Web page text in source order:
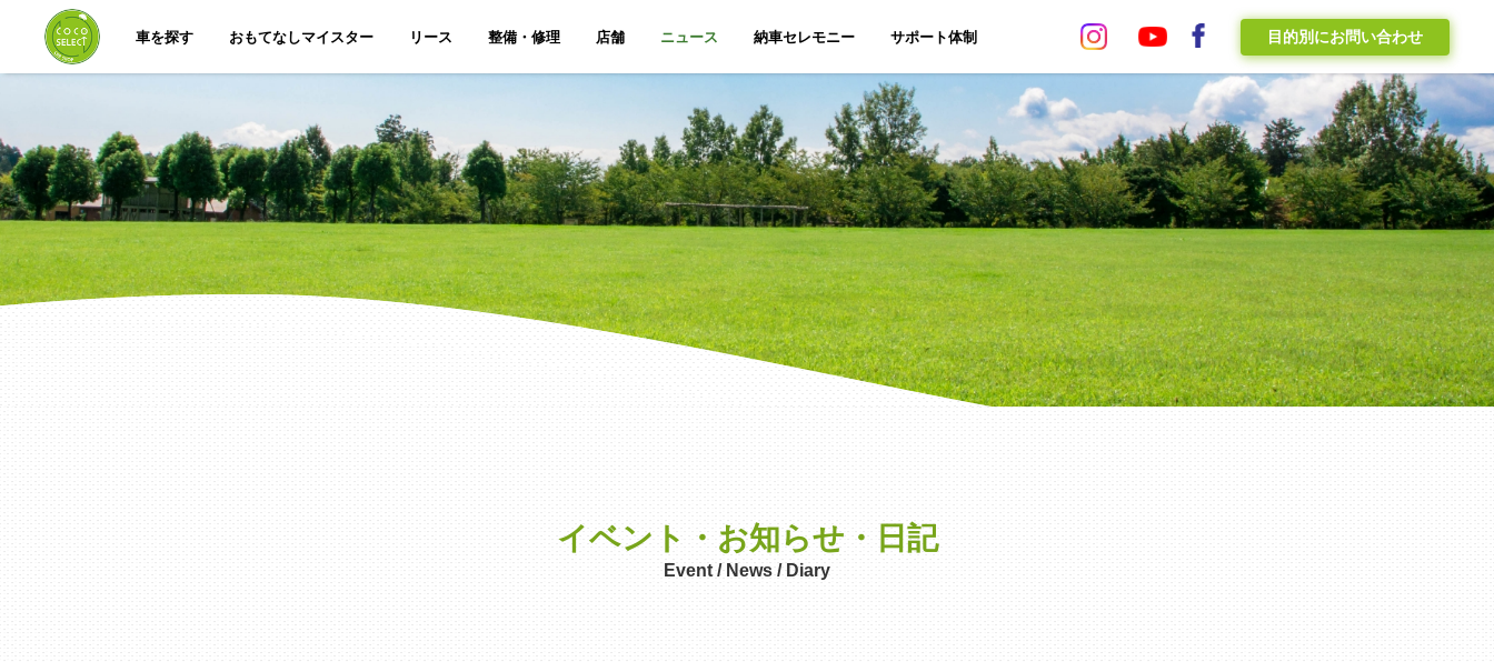
車を探す おもてなしマイスター リース 整備・修理 店舗 ニュース 納車セレモニー サポート体制 目的別にお問い合わせ
イベント・お知らせ・日記
Event / News / Diary